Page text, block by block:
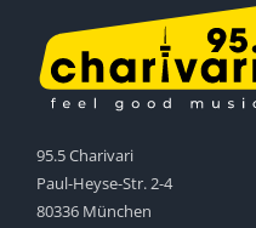
95.5 Charivari
Paul-Heyse-Str. 2-4
80336 München